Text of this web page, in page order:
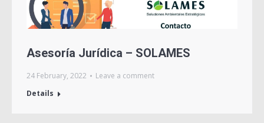
Asesoría Jurídica – SOLAMES
24 February, 2022
Leave a comment
Details